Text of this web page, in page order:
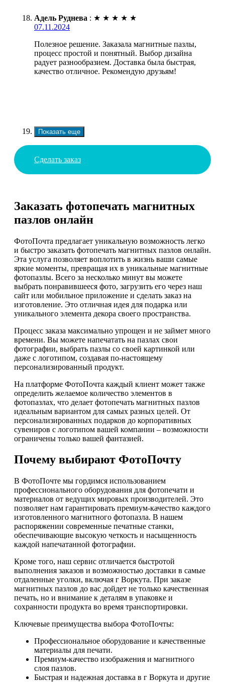
Адель Руднева : ★ ★ ★ ★ ★
07.11.2024
Полезное решение. Заказала магнитные пазлы,
процесс простой и понятный. Выбор дизайна
радует разнообразием. Доставка была быстрая,
качество отличное. Рекомендую друзьям!
Показать еще
Сделать заказ
Заказать фотопечать магнитных
пазлов онлайн
ФотоПочта предлагает уникальную возможность легко
и быстро заказать фотопечать магнитных пазлов онлайн.
Эта услуга позволяет воплотить в жизнь ваши самые
яркие моменты, превращая их в уникальные магнитные
фотопазлы. Всего за несколько минут вы можете
выбрать понравившееся фото, загрузить его через наш
сайт или мобильное приложение и сделать заказ на
изготовление. Это отличная идея для подарка или
уникального элемента декора своего пространства.
Процесс заказа максимально упрощен и не займет много
времени. Вы можете напечатать на пазлах свои
фотографии, выбрать пазлы со своей картинкой или
даже с логотипом, создавая по-настоящему
персонализированный продукт.
На платформе ФотоПочта каждый клиент может также
определить желаемое количество элементов в
фотопазлах, что делает фотопечать магнитных пазлов
идеальным вариантом для самых разных целей. От
персонализированных подарков до корпоративных
сувениров с логотипом вашей компании – возможности
ограничены только вашей фантазией.
Почему выбирают ФотоПочту
В ФотоПочте мы гордимся использованием
профессионального оборудования для фотопечати и
материалов от ведущих мировых производителей. Это
позволяет нам гарантировать премиум-качество каждого
изготовленного магнитного фотопазла. В нашем
распоряжении современные печатные станки,
обеспечивающие высокую четкость и насыщенность
каждой напечатанной фотографии.
Кроме того, наш сервис отличается быстротой
выполнения заказов и возможностью доставки в самые
отдаленные уголки, включая г Воркута. При заказе
магнитных пазлов до вас дойдет не только качественная
печать, но и внимание к деталям в упаковке и
сохранности продукта во время транспортировки.
Ключевые преимущества выбора ФотоПочты:
Профессиональное оборудование и качественные
материалы для печати.
Премиум-качество изображения и магнитного
слоя пазлов.
Быстрая и надежная доставка в г Воркута и другие